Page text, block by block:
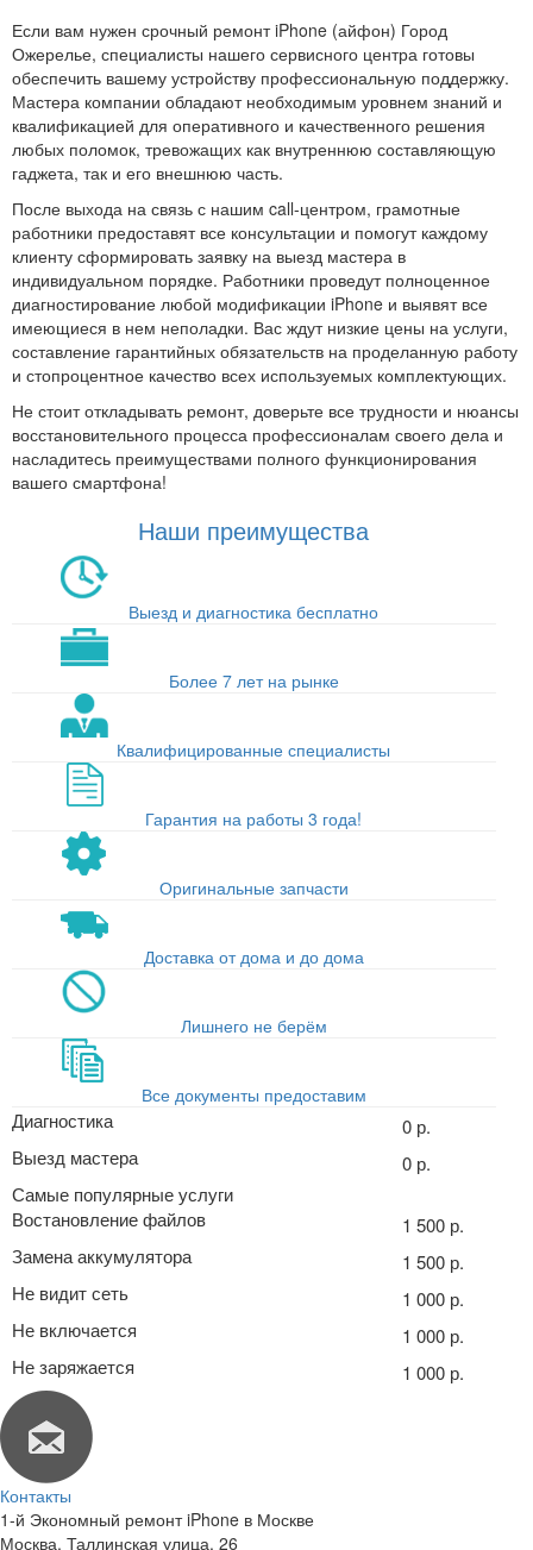
Если вам нужен срочный ремонт iPhone (айфон) Город
Ожерелье, специалисты нашего сервисного центра готовы
обеспечить вашему устройству профессиональную поддержку.
Мастера компании обладают необходимым уровнем знаний и
квалификацией для оперативного и качественного решения
любых поломок, тревожащих как внутреннюю составляющую
гаджета, так и его внешнюю часть.
После выхода на связь с нашим call-центром, грамотные
работники предоставят все консультации и помогут каждому
клиенту сформировать заявку на выезд мастера в
индивидуальном порядке. Работники проведут полноценное
диагностирование любой модификации iPhone и выявят все
имеющиеся в нем неполадки. Вас ждут низкие цены на услуги,
составление гарантийных обязательств на проделанную работу
и стопроцентное качество всех используемых комплектующих.
Не стоит откладывать ремонт, доверьте все трудности и нюансы
восстановительного процесса профессионалам своего дела и
насладитесь преимуществами полного функционирования
вашего смартфона!
Наши преимущества
Выезд и диагностика бесплатно
Более 7 лет на рынке
Квалифицированные специалисты
Гарантия на работы 3 года!
Оригинальные запчасти
Доставка от дома и до дома
Лишнего не берём
Все документы предоставим
Диагностика
0 р.
Выезд мастера
0 р.
Самые популярные услуги
Востановление файлов
1 500 р.
Замена аккумулятора
1 500 р.
Не видит сеть
1 000 р.
Не включается
1 000 р.
Не заряжается
1 000 р.
Контакты
1-й Экономный ремонт iPhone в Москве
Москва, Таллинская улица, 26